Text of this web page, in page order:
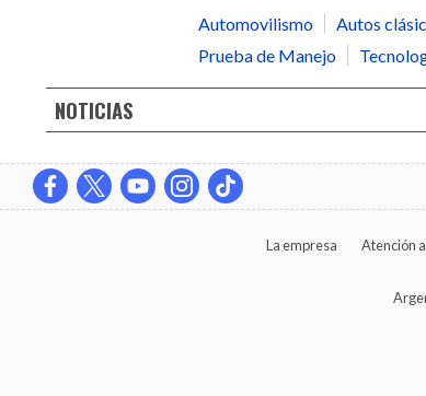
Automovilismo
Autos
Prueba de Manejo
NOTICIAS
La empresa Atención